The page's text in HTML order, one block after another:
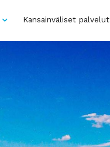
Kansainväliset palvelut